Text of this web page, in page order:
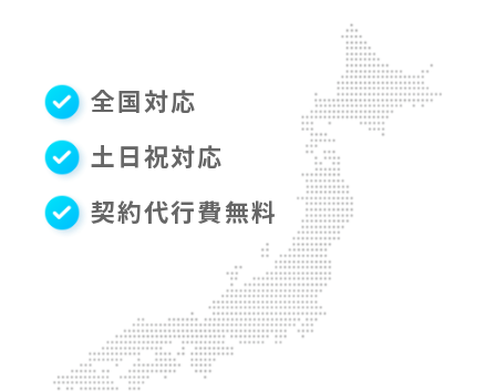
全国対応
土日祝対応
契約代行費無料